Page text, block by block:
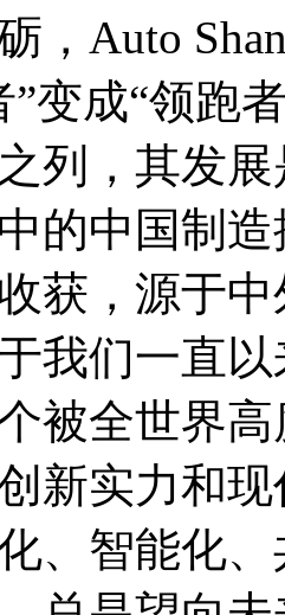
，Auto
”变成“领跑
列，其发
的中国制
获，源于
我们一直
被全世界
新实力和
、智能化